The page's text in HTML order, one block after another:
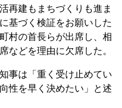
再建もまちづくりも進ま
基づく検証をお願いした
村の首長らが出席し、相
などを理由に欠席した。
事は「重く受け止めてい
性を早く決めたい」と述